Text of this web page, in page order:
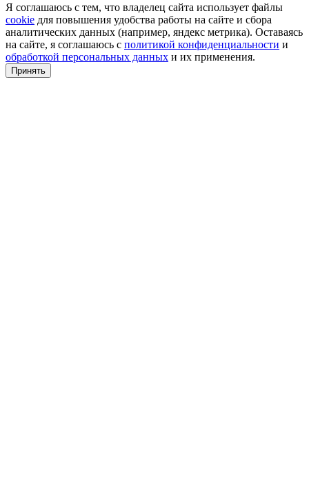
Я соглашаюсь с тем, что владелец сайта использует файлы
cookie для повышения удобства работы на сайте и сбора
аналитических данных (например, яндекс метрика). Оставаясь
на сайте, я соглашаюсь с политикой конфиденциальности и
обработкой персональных данных и их применения.
Принять